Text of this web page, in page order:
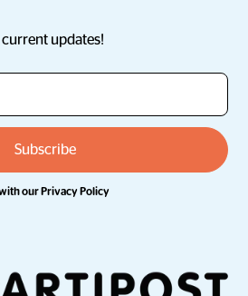
updates!
with ourPrivacy Policy